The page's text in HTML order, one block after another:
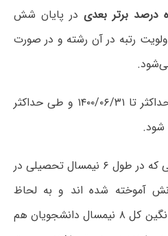
درصد برتر بعدی در پایان شش
با اولویت رتبه در آن رشته و در صورت
متقاضی می‌بایست حداکثر تا ۱۴۰۰/۰۶/۳۱ و طی حداکثر
درخواست متقاضیانی که در طول ۶ نیمسال تحصیلی در
آموخته شده اند و به لحاظ
میانگین کل در مقایسه با میانگین کل ۸ نیمسال دانشجویان هم